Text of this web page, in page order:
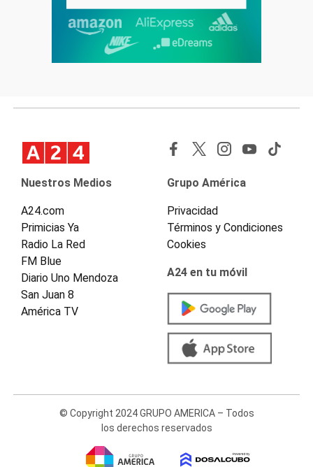
Nuestros Medios
A24.com
Primicias Ya
Radio La Red
FM Blue
Diario Uno Mendoza
San Juan 8
América TV
Grupo América
Privacidad
Términos y Condiciones
Cookies
A24 en tu móvil
© Copyright 2024 GRUPO AMERICA – Todos
los derechos reservados